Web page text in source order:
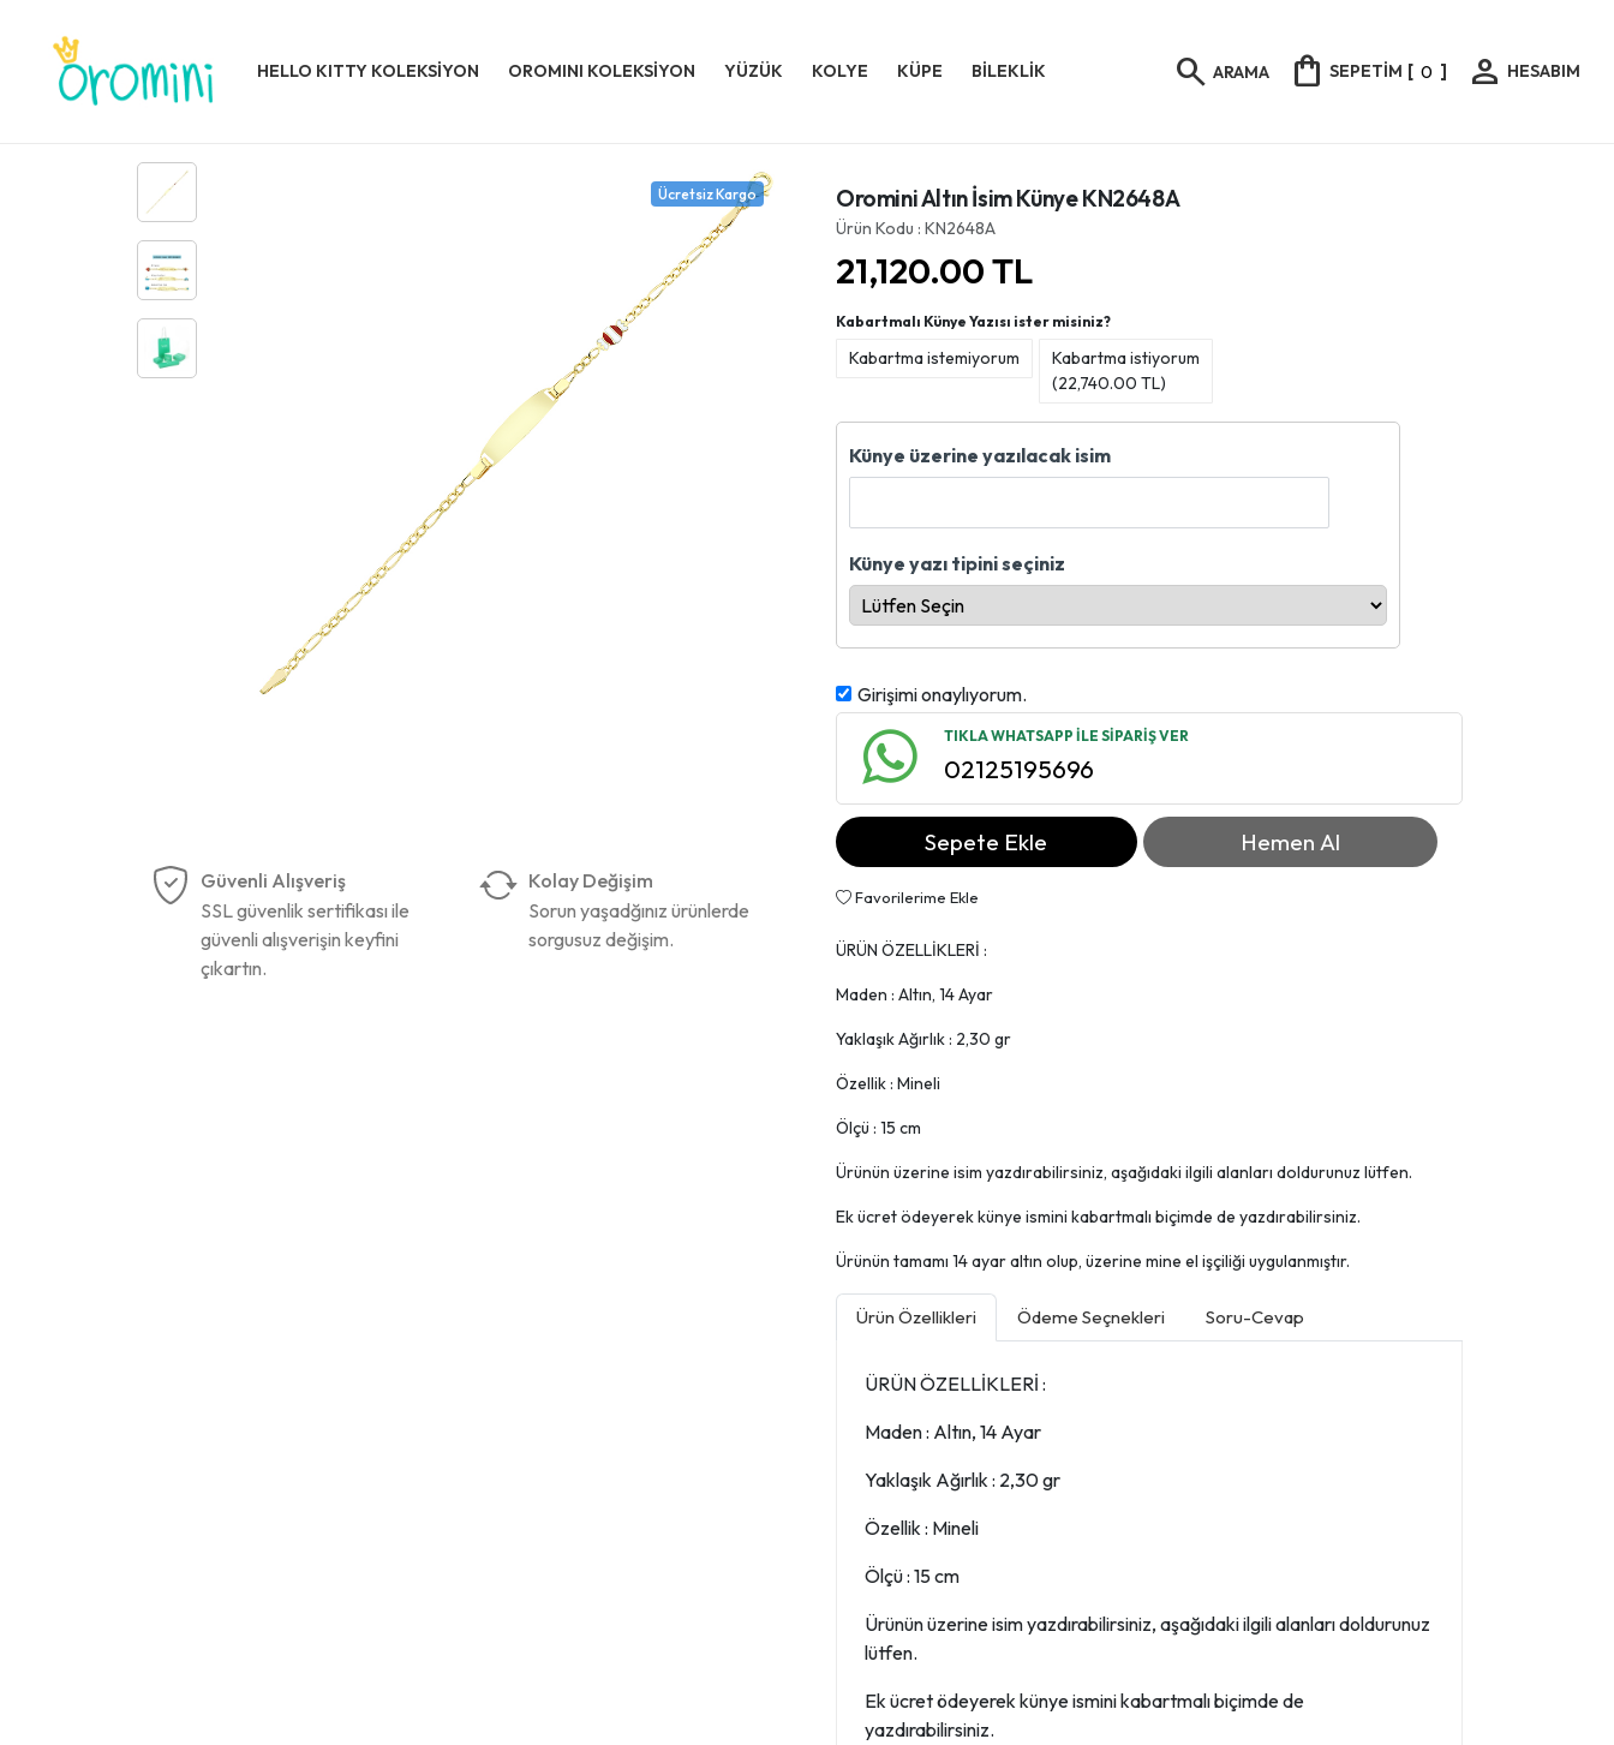
HELLO KITTY KOLEKSİYON OROMINI KOLEKSİYON YÜZÜK KOLYE KÜPE BİLEKLİK search ARAMA shopping_bag SEPETİM [ 0 ] person HESABIM
Ücretsiz Kargo
Güvenli Alışveriş
SSL güvenlik sertifikası ile
güvenli alışverişin keyfini
çıkartın.
Kolay Değişim
Sorun yaşadğınız ürünlerde
sorgusuz değişim.
Oromini Altın İsim Künye KN2648A
Ürün Kodu : KN2648A
21,120.00TL
Kabartmalı Künye Yazısı ister misiniz?
Kabartma istemiyorum
Kabartma istiyorum
(22,740.00 TL)
Künye üzerine yazılacak isim
Künye yazı tipini seçiniz
Girişimi onaylıyorum.
TIKLA WHATSAPP İLE SİPARİŞ VER
02125195696
Sepete Ekle Hemen Al
Favorilerime Ekle
ÜRÜN ÖZELLİKLERİ :
Maden : Altın, 14 Ayar
Yaklaşık Ağırlık : 2,30 gr
Özellik : Mineli
Ölçü : 15 cm
Ürünün üzerine isim yazdırabilirsiniz, aşağıdaki ilgili alanları doldurunuz lütfen.
Ek ücret ödeyerek künye ismini kabartmalı biçimde de yazdırabilirsiniz.
Ürünün tamamı 14 ayar altın olup, üzerine mine el işçiliği uygulanmıştır.
Ürün Özellikleri Ödeme Seçnekleri Soru-Cevap
ÜRÜN ÖZELLİKLERİ :
Maden : Altın, 14 Ayar
Yaklaşık Ağırlık : 2,30 gr
Özellik : Mineli
Ölçü : 15 cm
Ürünün üzerine isim yazdırabilirsiniz, aşağıdaki ilgili alanları doldurunuz
lütfen.
Ek ücret ödeyerek künye ismini kabartmalı biçimde de
yazdırabilirsiniz.